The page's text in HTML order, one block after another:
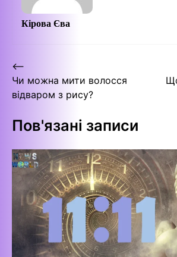
Кірова Єва
Навігація
записів
⟵
Чи можна мити волосся
відваром з рису?
Пов'язані записи